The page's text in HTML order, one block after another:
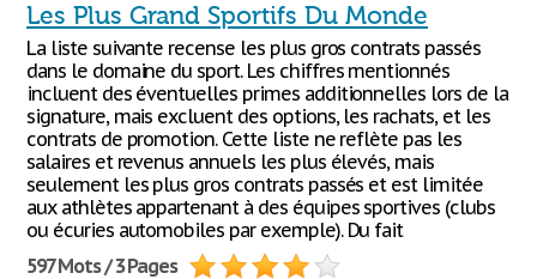
Les Plus Grand Sportifs Du Monde
La liste suivante recense les plus gros contrats passés
dans le domaine du sport. Les chiffres mentionnés
incluent des éventuelles primes additionnelles lors de la
signature, mais excluent des options, les rachats, et les
contrats de promotion. Cette liste ne reflète pas les
salaires et revenus annuels les plus élevés, mais
seulement les plus gros contrats passés et est limitée
aux athlètes appartenant à des équipes sportives (clubs
ou écuries automobiles par exemple). Du fait
597 Mots / 3 Pages